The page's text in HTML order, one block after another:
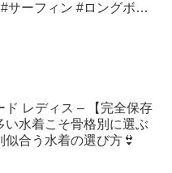
サーフィン #ロングボー
ド レディス – 【完全保存
い水着こそ骨格別に選ぶ
似合う水着の選び方👙